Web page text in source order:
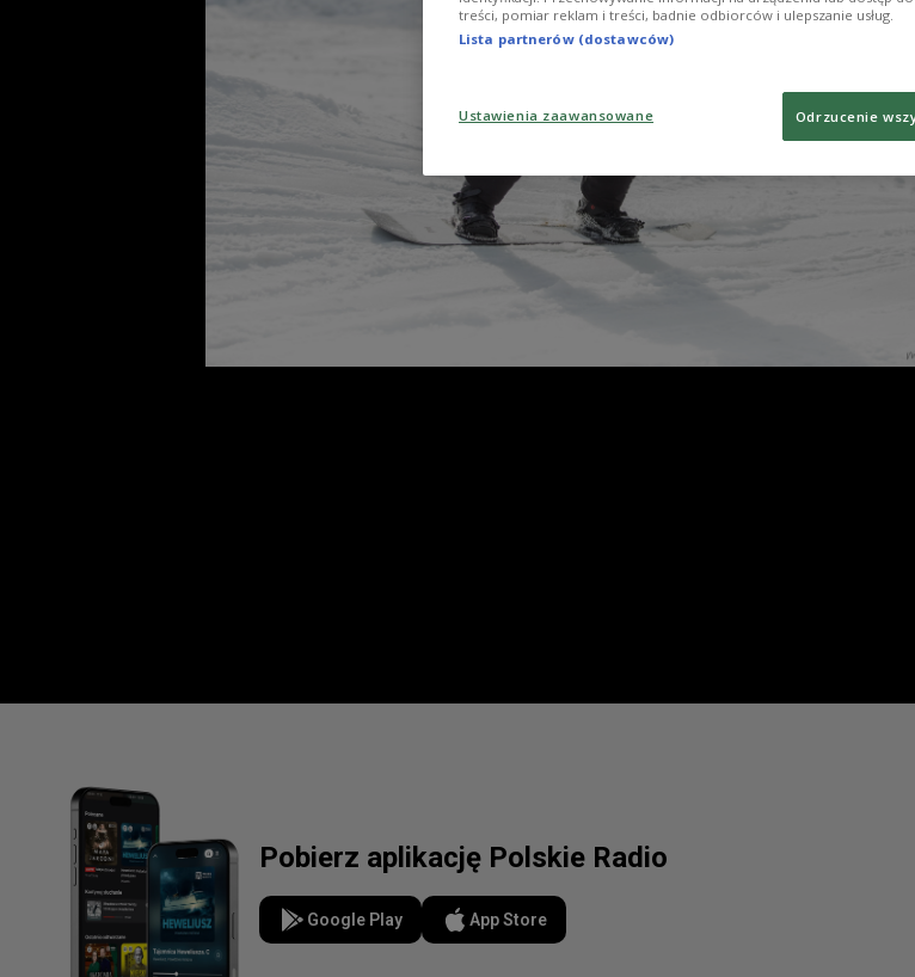
Pobierz aplikację Polskie Radio
Google Play App Store
treści, pomiar reklam i treści, badnie odbiorców i ulepszanie usług.
Lista partnerów (dostawców)
Ustawienia zaawansowane Odrzucenie